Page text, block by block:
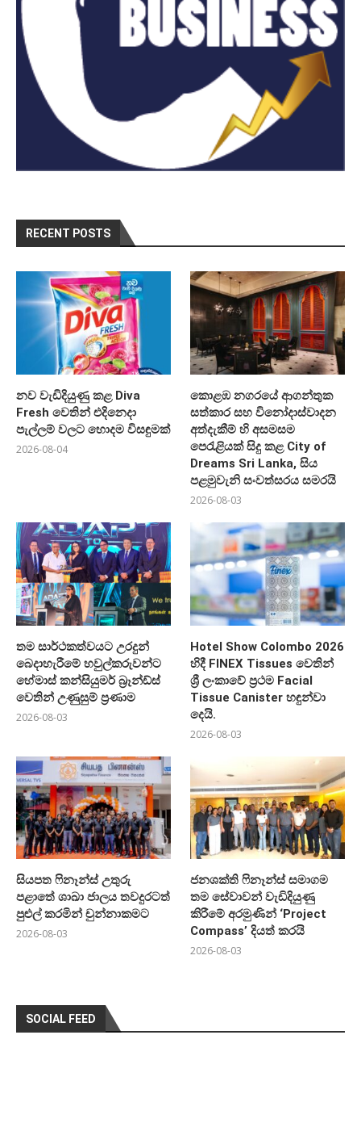
RECENT POSTS
නව වැඩිදියුණු කළ Diva
Fresh වෙතින් එදිනෙදා
පැල්ලම් වලට හොදම විසඳුමක්
2026-08-04
කොළඹ නගරයේ ආගන්තුක
සත්කාර සහ විනෝදාස්වාදන
අත්දැකීම් හි අසමසම
පෙරැළියක් සිදු කළ City of
Dreams Sri Lanka, සිය
පළමුවැනි සංවත්සරය සමරයි
2026-08-03
තම සාර්ථකත්වයට උරදුන්
බෙදාහැරීමේ හවුල්කරුවන්ට
හේමාස් කන්සියුමර් බ්‍රෑන්ඩ්ස්
වෙතින් උණුසුම් ප්‍රණාම
2026-08-03
Hotel Show Colombo 2026
හිදී FINEX Tissues වෙතින්
ශ්‍රී ලංකාවේ ප්‍රථම Facial
Tissue Canister හඳුන්වා
දෙයි.
2026-08-03
සියපත ෆිනෑන්ස් උතුරු
පළාතේ ශාඛා ජාලය තවදුරටත්
පුළුල් කරමින් චුන්නාකමට
2026-08-03
ජනශක්ති ෆිනෑන්ස් සමාගම
තම සේවාවන් වැඩිදියුණු
කිරීමේ අරමුණින් ‘Project
Compass’ දියත් කරයි
2026-08-03
SOCIAL FEED